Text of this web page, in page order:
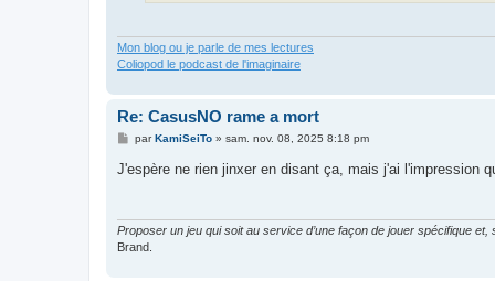
Mon blog ou je parle de mes lectures
Coliopod le podcast de l'imaginaire
Re: CasusNO rame a mort
M
s
parKamiSeiTo» sam. nov. 08, 2025 8:18 pm
J'espère ne rien jinxer en disant ça, mais j'ai l'impression
Proposer un jeu qui soit au service d’une façon de jouer spécifique
Brand.